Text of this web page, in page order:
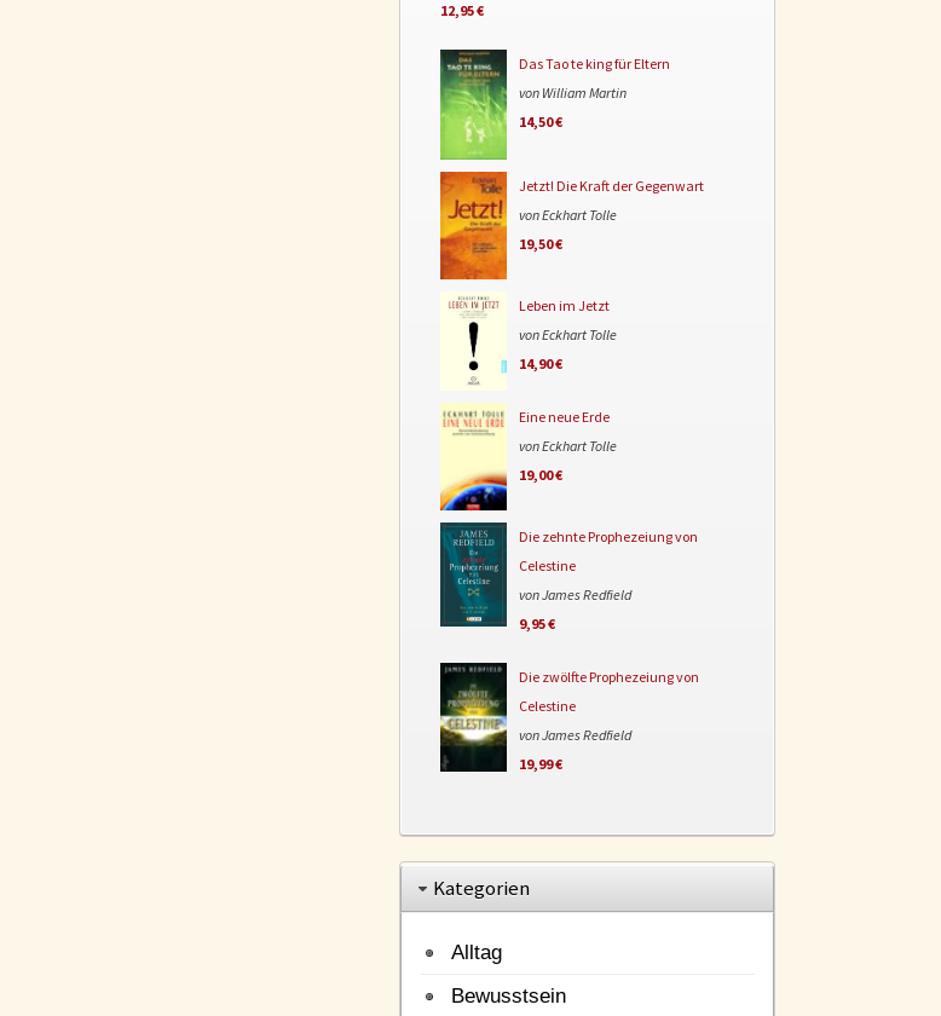
12,95 €
Das Tao te king für Eltern
von William Martin
14,50 €
Jetzt! Die Kraft der Gegenwart
von Eckhart Tolle
19,50 €
Leben im Jetzt
von Eckhart Tolle
14,90 €
Eine neue Erde
von Eckhart Tolle
19,00 €
Die zehnte Prophezeiung von
Celestine
von James Redfield
9,95 €
Die zwölfte Prophezeiung von
Celestine
von James Redfield
19,99 €
Kategorien
Alltag
Bewusstsein